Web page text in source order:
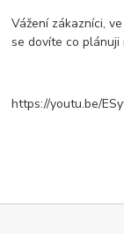
Vážení zákazníci,
se dovíte co
https://youtu.be/